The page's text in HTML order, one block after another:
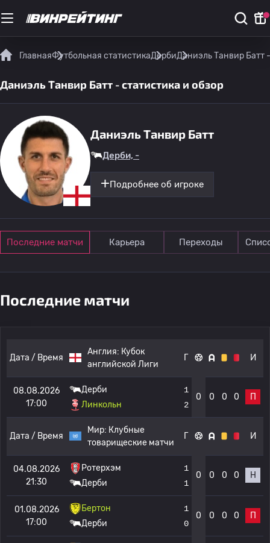
ГлавнаяФутбольная статистикаДербиДаниэль Танвир Батт
Даниэль Танвир Батт - статистика и обзор
Даниэль Танвир Батт
Дерби, -
Подробнее об игроке
Последние матчи Карьера Переходы
Последние матчи
Дата / Время
Англия: Кубок
английской Лиги
Г И
08.08.2026
17:00
Дерби
Линкольн
1
2
0 0 0 0 П
Дата / Время
Мир: Клубные
товарищеские матчи
Г И
04.08.2026
21:30
Ротерхэм
Дерби
1
1
0 0 0 0 Н
01.08.2026
17:00
Бертон
Дерби
1
0
0 0 0 0 П